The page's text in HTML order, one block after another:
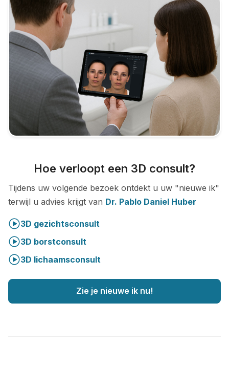
Hoe verloopt een 3D consult?
Tijdens uw volgende bezoek ontdekt u uw "nieuwe ik"
terwijl u advies krijgt van Dr. Pablo Daniel Huber
3D gezichtsconsult
3D borstconsult
3D lichaamsconsult
Zie je nieuwe ik nu!